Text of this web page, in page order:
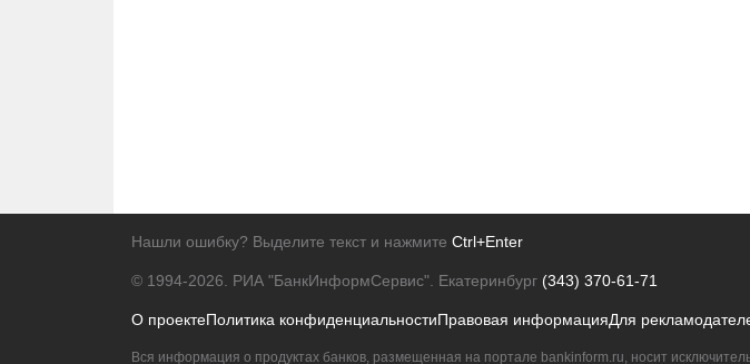
Нашли ошибку? Выделите текст и нажмите Ctrl+Enter
© 1994-2026. РИА "БанкИнформСервис". Екатеринбург (343) 370-61-71
О проектеПолитика конфиденциальностиПравовая информацияДля
Вся информация о продуктах банков, размещенная на портале bankinform.ru, носит